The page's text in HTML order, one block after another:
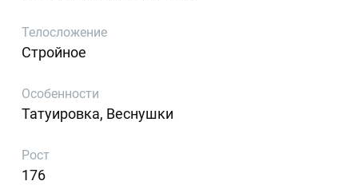
Телосложение
Стройное
Особенности
Татуировка, Веснушки
Рост
176